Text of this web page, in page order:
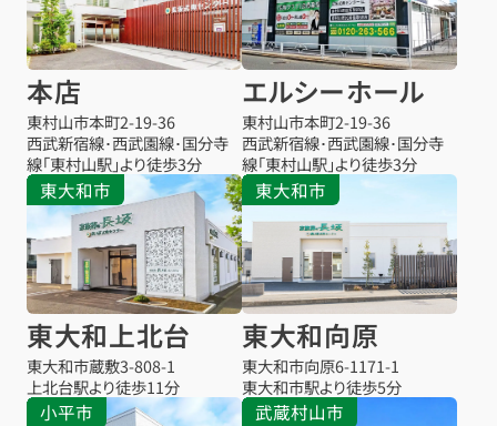
本店
東村山市本町2-19-36
西武新宿線･西武園線･国分寺
線「東村山駅」より徒歩3分
エルシーホール
東村山市本町2-19-36
西武新宿線･西武園線･国分寺
線「東村山駅」より徒歩3分
東大和市
東大和上北台
東大和市蔵敷3-808-1
上北台駅より徒歩11分
東大和市
東大和向原
東大和市向原6-1171-1
東大和市駅より徒歩5分
小平市 武蔵村山市